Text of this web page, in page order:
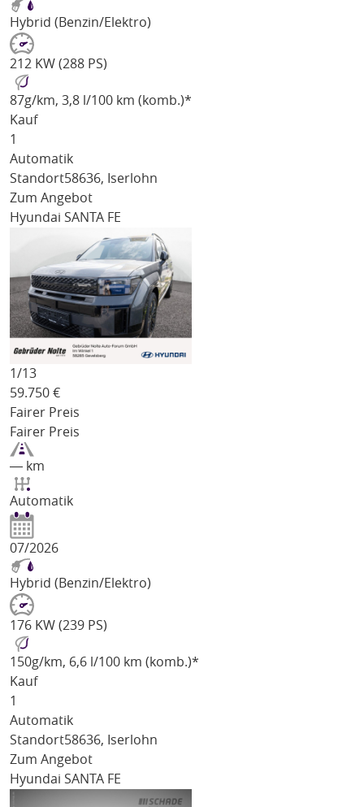
Hybrid (Benzin/Elektro)
212 KW (288 PS)
87g/km, 3,8 l/100 km (komb.)*
Kauf
1
Automatik
Standort58636, Iserlohn
Zum Angebot
Hyundai SANTA FE
1/13
59.750 €
Fairer Preis
Fairer Preis
― km
Automatik
07/2026
Hybrid (Benzin/Elektro)
176 KW (239 PS)
150g/km, 6,6 l/100 km (komb.)*
Kauf
1
Automatik
Standort58636, Iserlohn
Zum Angebot
Hyundai SANTA FE